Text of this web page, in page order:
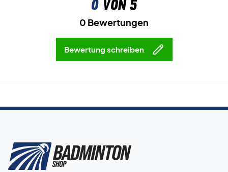
0von 5
0 Bewertungen
Bewertung schreiben